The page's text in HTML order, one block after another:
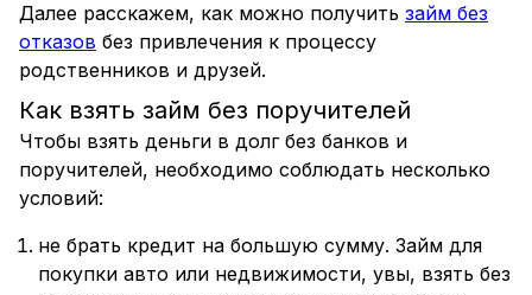
Далее расскажем, как можно получить займ без
отказов без привлечения к процессу
родственников и друзей.
Как взять займ без поручителей
Чтобы взять деньги в долг без банков и
поручителей, необходимо соблюдать несколько
условий:
не брать кредит на большую сумму. Займ для
покупки авто или недвижимости, увы, взять без